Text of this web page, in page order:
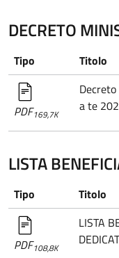
DECRETO
Tipo Titolo
PDF169,7K
a te
LISTA
Tipo Titolo
PDF108,8K
LISTA